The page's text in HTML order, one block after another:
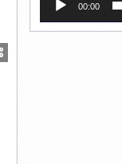
00:00